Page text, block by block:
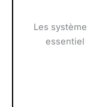
Les
essentiel